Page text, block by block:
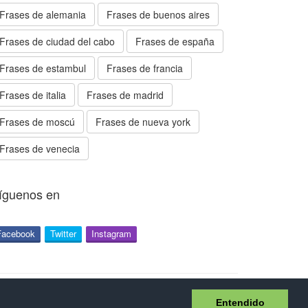
Entendido
Frases de alemania
Frases de buenos aires
Frases de ciudad del cabo
Frases de españa
Frases de estambul
Frases de francia
Frases de italia
Frases de madrid
Frases de moscú
Frases de nueva york
Frases de venecia
en
Twitter Instagram